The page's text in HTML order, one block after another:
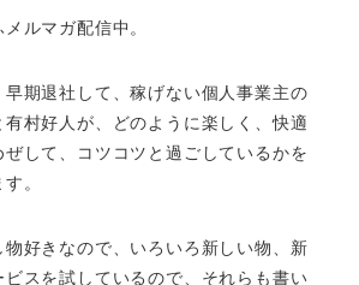
ルマガ配信中。
早期退社して、稼げない個人事業主の
有村好人が、どのように楽しく、快適
して、
コツコツと過ごしているかを
。
物好きなので、いろいろ新しい物、 新
ビスを試しているので、それらも書い